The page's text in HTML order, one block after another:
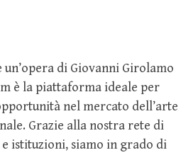
un’opera di Giovanni Girolamo
è la piattaforma ideale per
nel mercato dell’arte
Grazie alla nostra rete di
istituzioni, siamo in grado di